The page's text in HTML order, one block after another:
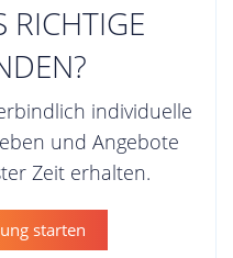
RICHTIGE
individuelle
und Angebote
Zeit erhalten.
starten